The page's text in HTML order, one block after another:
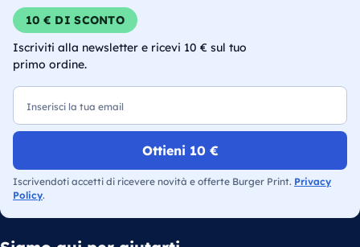
10 € DI SCONTO
Iscriviti alla newsletter e ricevi 10 € sul tuo
primo ordine.
Ottieni 10 €
Iscrivendoti accetti di ricevere novità e offerte Burger Print. Privacy
Policy.